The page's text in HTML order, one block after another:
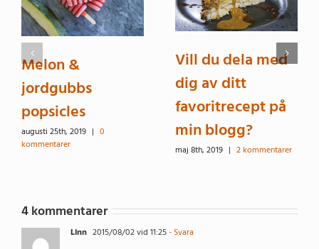
Melon &
jordgubbs
popsicles
augusti 25th, 2019 | 0
kommentarer
Vill du dela med
dig av ditt
favoritrecept på
min blogg?
maj 8th, 2019 | 2 kommentarer
4 kommentarer
Linn 2015/08/02 vid 11:25- Svara